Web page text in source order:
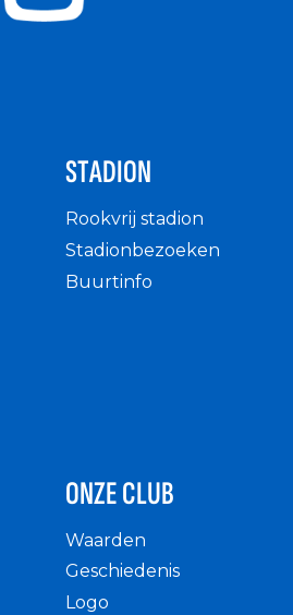
STADION
Rookvrij stadion
Stadionbezoeken
Buurtinfo
ONZE CLUB
Waarden
Geschiedenis
Logo